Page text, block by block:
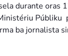
durante oras
Públiku
ba jornalista